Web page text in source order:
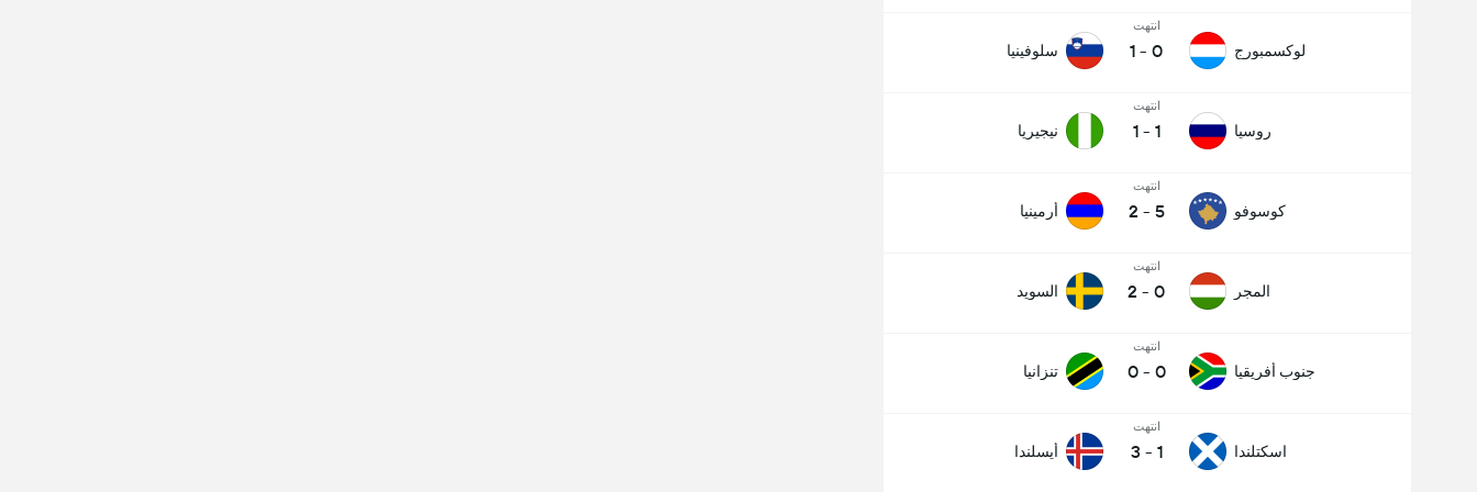
لوكسمبورج
انتهت
0
-
1 سلوفينيا
روسيا
انتهت
1
-
1 نيجيريا
كوسوفو
انتهت
5
-
2 أرمينيا
المجر
انتهت
0
-
2 السويد
جنوب أفريقيا
انتهت
0
-
0 تنزانيا
اسكتلندا
انتهت
1
-
3 أيسلندا